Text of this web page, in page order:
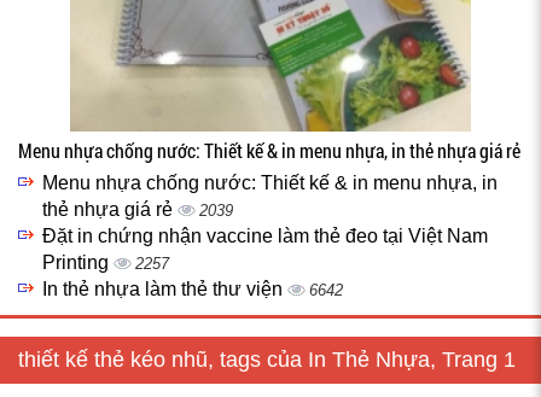
Menu nhựa chống nước: Thiết kế & in menu nhựa, in thẻ nhựa giá rẻ
Menu nhựa chống nước: Thiết kế & in menu nhựa, in
thẻ nhựa giá rẻ
2039
Đặt in chứng nhận vaccine làm thẻ đeo tại Việt Nam
Printing
2257
In thẻ nhựa làm thẻ thư viện 6642
thiết kế thẻ kéo nhũ, tags của In Thẻ Nhựa, Trang 1